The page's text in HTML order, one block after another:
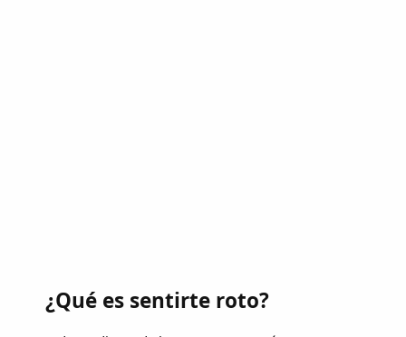
¿Qué es sentirte roto?